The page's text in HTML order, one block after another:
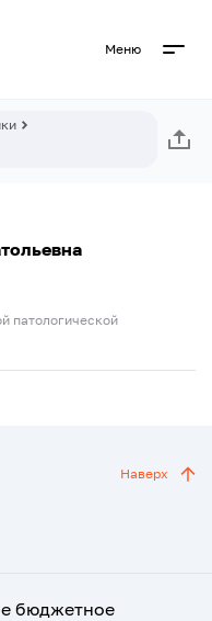
Меню
патологической
Наверх
бюджетное